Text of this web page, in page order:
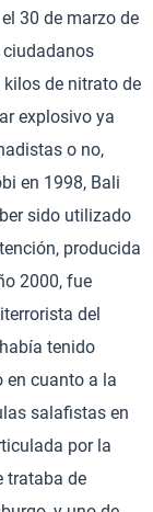
30 de marzo de
ciudadanos
de nitrato de
explosivo ya
o no,
en 1998, Bali
sido utilizado
producida
2000, fue
del
tenido
en cuanto a la
salafistas en
por la
trataba de